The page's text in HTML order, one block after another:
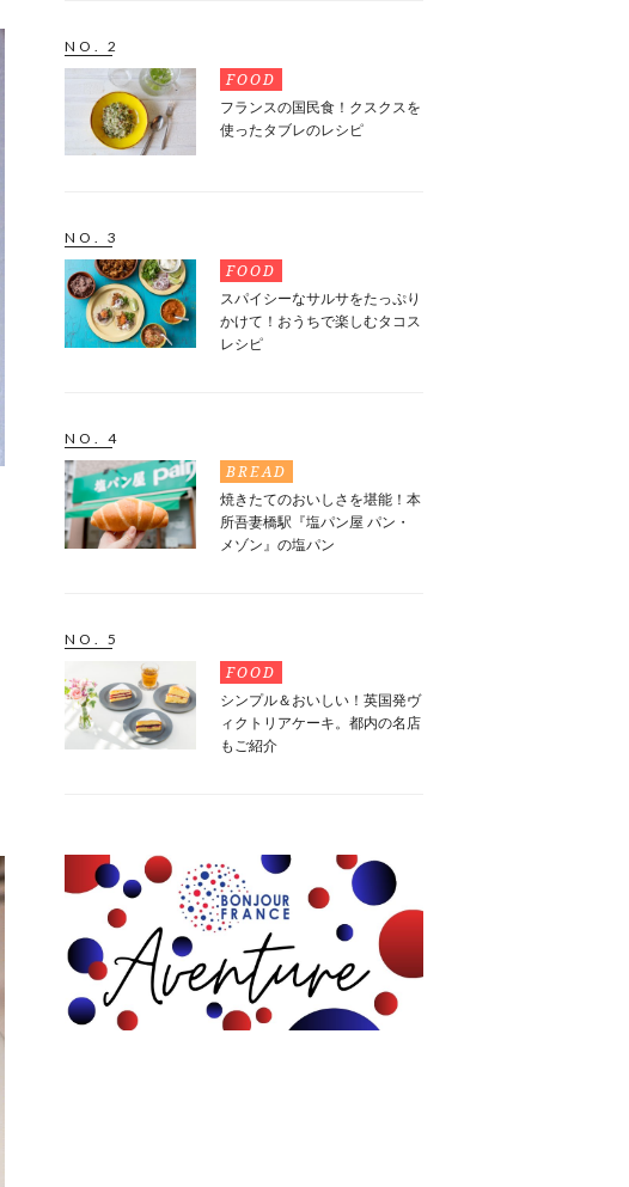
NO. 2
FOOD
フランスの国民食！クスクスを
使ったタブレのレシピ
NO. 3
FOOD
スパイシーなサルサをたっぷり
かけて！おうちで楽しむタコス
レシピ
NO. 4
BREAD
焼きたてのおいしさを堪能！本
所吾妻橋駅『塩パン屋 パン・
メゾン』の塩パン
NO. 5
FOOD
シンプル＆おいしい！英国発ヴ
ィクトリアケーキ。都内の名店
もご紹介